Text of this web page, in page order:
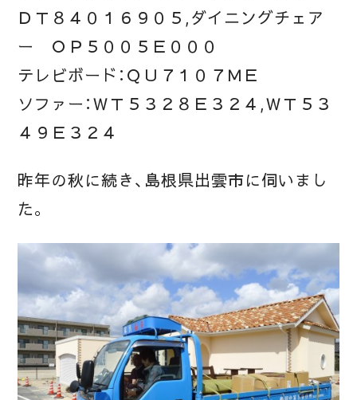
ＤＴ８４０１６９０５,ダイニングチェア
ー ＯＰ５００５Ｅ０００
テレビボード：ＱＵ７１０７ＭＥ
ソファー：ＷＴ５３２８Ｅ３２４,ＷＴ５３
４９Ｅ３２４
昨年の秋に続き、島根県出雲市に伺いまし
た。